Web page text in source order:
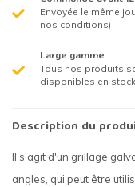
Envoyée le même
nos conditions)
Large gamme
Tous nos produits
disponibles en stock
Description du
Il s'agit d'un grillage
angles, qui peut être